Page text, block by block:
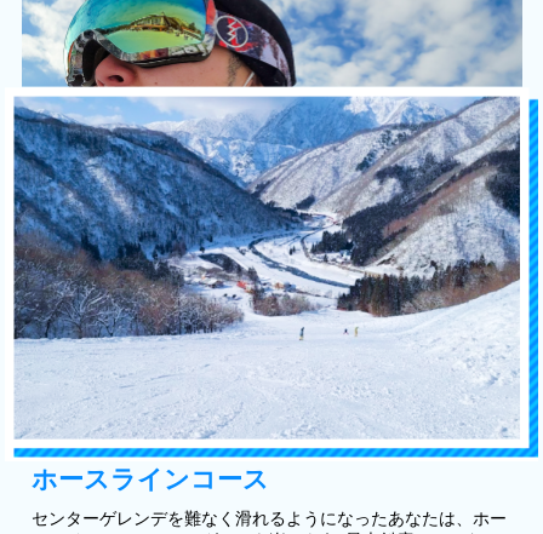
ホースラインコース
センターゲレンデを難なく滑れるようになったあなたは、ホー